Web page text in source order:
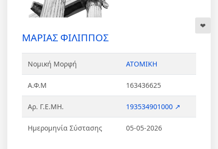
ΜΑΡΙΑΣ ΦΙΛΙΠΠΟΣ
Νομική Μορφή ΑΤΟΜΙΚΗ
Α.Φ.Μ 163436625
Αρ. Γ.Ε.ΜΗ. 193534901000 ↗
Ημερομηνία Σύστασης 05-05-2026